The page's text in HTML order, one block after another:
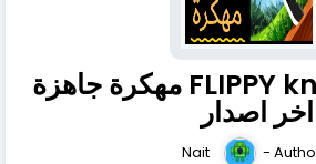
تحميل لعبة FLIPPY knife مهكرة جاهزة
اخر اصدار
Nait